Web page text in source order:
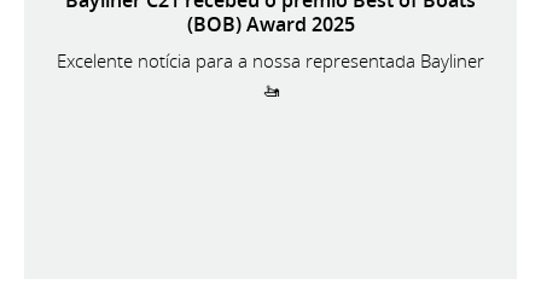
(BOB) Award 2025
Excelente notícia para a nossa representada Bayliner
🚤